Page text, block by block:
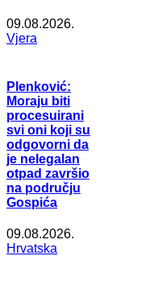
09.08.2026.
Vjera
Plenković:
Moraju biti
procesuirani
svi oni koji su
odgovorni da
je nelegalan
otpad završio
na području
Gospića
09.08.2026.
Hrvatska